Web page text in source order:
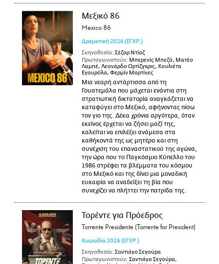
Μεξικό 86
Mexico 86
Δραματική 2026 (ΕΓΧΡ.)
Σκηνοθεσία: Σέζαρ Ντίαζ
Πρωταγωνιστούν: Μπερενίς Μπεζό, Ματέο
Λαμπέ, Λεονάρδο Ορτίζγκρις, Χουλιέτα
Εγουρόλα, Φερμίν Μαρτίνες
Μια νεαρή αντάρτισσα από τη
Γουατεμάλα που μάχεται ενάντια στη
στρατιωτική δικτατορία αναγκάζεται να
καταφύγει στο Μεξικό, αφήνοντας πίσω
τον γιο της. Δέκα χρόνια αργότερα, όταν
εκείνος έρχεται να ζήσει μαζί της,
καλείται να επιλέξει ανάμεσα στα
καθήκοντά της ως μητέρα και στη
συνέχιση του επαναστατικού της αγώνα,
την ώρα που το Παγκόσμιο Κύπελλο του
1986 στρέφει τα βλέμματα του κόσμου
στο Μεξικό και της δίνει μια μοναδική
ευκαιρία να αναδείξει τη βία που
συνεχίζει να πλήττει την πατρίδα της.
Τορέντε για Πρόεδρος
Torrente Presidente (Torrente for President)
Κωμωδία 2026 (ΕΓΧΡ.)
Σκηνοθεσία: Σαντιάγο Σεγούρα
Πρωταγωνιστούν: Σαντιάγο Σεγούρα,